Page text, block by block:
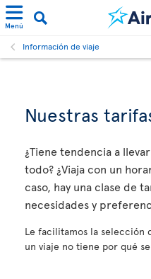
Menú
Información de viaje
Nuestras
¿Tiene tendencia a
todo? ¿Viaja con un
caso, hay una clase de
necesidades y
Le facilitamos la selección
un viaje no tiene por qué